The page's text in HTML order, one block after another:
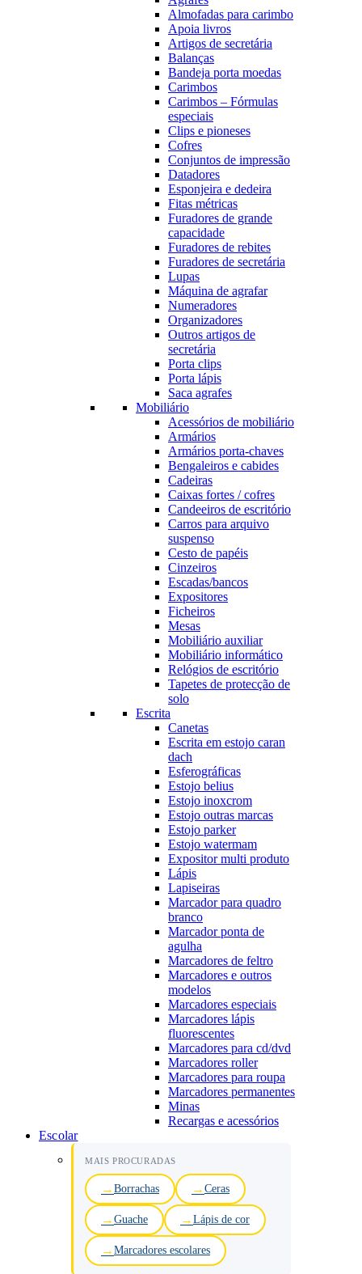
Almofadas para carimbo
Apoia livros
Artigos de secretária
Balanças
Bandeja porta moedas
Carimbos
Carimbos – Fórmulas
especiais
Clips e pioneses
Cofres
Conjuntos de impressão
Datadores
Esponjeira e dedeira
Fitas métricas
Furadores de grande
capacidade
Furadores de rebites
Furadores de secretária
Lupas
Máquina de agrafar
Numeradores
Organizadores
Outros artigos de
secretária
Porta clips
Porta lápis
Saca agrafes
Mobiliário
Acessórios de mobiliário
Armários
Armários porta-chaves
Bengaleiros e cabides
Cadeiras
Caixas fortes / cofres
Candeeiros de escritório
Carros para arquivo
suspenso
Cesto de papéis
Cinzeiros
Escadas/bancos
Expositores
Ficheiros
Mesas
Mobiliário auxiliar
Mobiliário informático
Relógios de escritório
Tapetes de protecção de
solo
Escrita
Canetas
Escrita em estojo caran
dach
Esferográficas
Estojo belius
Estojo inoxcrom
Estojo outras marcas
Estojo parker
Estojo watermam
Expositor multi produto
Lápis
Lapiseiras
Marcador para quadro
branco
Marcador ponta de
agulha
Marcadores de feltro
Marcadores e outros
modelos
Marcadores especiais
Marcadores lápis
fluorescentes
Marcadores para cd/dvd
Marcadores roller
Marcadores para roupa
Marcadores permanentes
Minas
Recargas e acessórios
Escolar
MAIS PROCURADAS
Borrachas Ceras
Guache Lápis de cor
Marcadores escolares